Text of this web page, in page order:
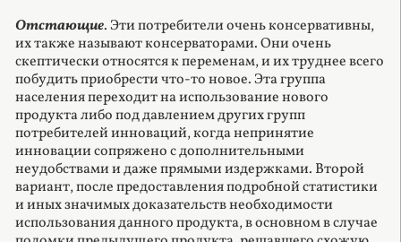
Отстающие. Эти потребители очень консервативны,
их также называют консерваторами. Они очень
скептически относятся к переменам, и их труднее всего
побудить приобрести что-то новое. Эта группа
населения переходит на использование нового
продукта либо под давлением других групп
потребителей инноваций, когда непринятие
инновации сопряжено с дополнительными
неудобствами и даже прямыми издержками. Второй
вариант, после предоставления подробной статистики
и иных значимых доказательств необходимости
использования данного продукта, в основном в случае